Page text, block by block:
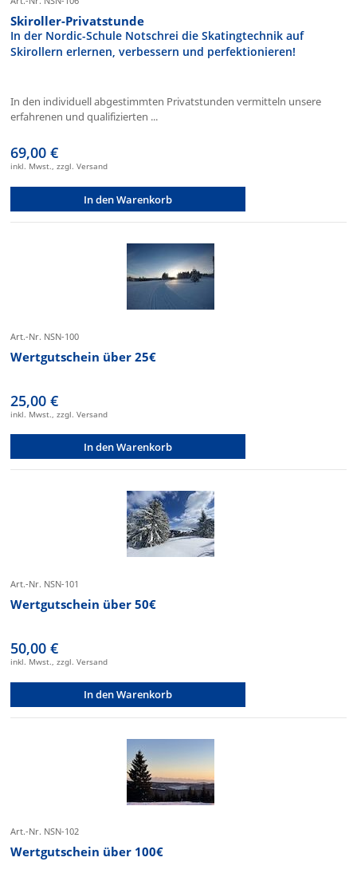
Skiroller-Privatstunde
In der Nordic-Schule Notschrei die Skatingtechnik auf
Skirollern erlernen, verbessern und perfektionieren!
In den individuell abgestimmten Privatstunden vermitteln unsere
erfahrenen und qualifizierten ...
69,00 €
inkl. Mwst., zzgl. Versand
In den Warenkorb
Art.-Nr. NSN-100
Wertgutschein über 25€
25,00 €
inkl. Mwst., zzgl. Versand
In den Warenkorb
Art.-Nr. NSN-101
Wertgutschein über 50€
50,00 €
inkl. Mwst., zzgl. Versand
In den Warenkorb
Art.-Nr. NSN-102
Wertgutschein über 100€